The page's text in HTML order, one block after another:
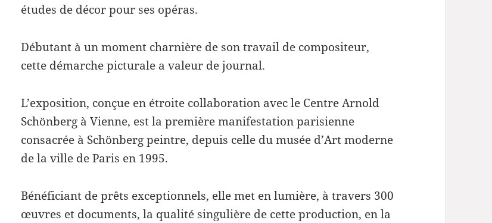
études de décor pour ses opéras.
Débutant à un moment charnière de son travail de compositeur,
cette démarche picturale a valeur de journal.
L’exposition, conçue en étroite collaboration avec le Centre Arnold
Schönberg à Vienne, est la première manifestation parisienne
consacrée à Schönberg peintre, depuis celle du musée d’Art moderne
de la ville de Paris en 1995.
Bénéficiant de prêts exceptionnels, elle met en lumière, à travers 300
œuvres et documents, la qualité singulière de cette production, en la